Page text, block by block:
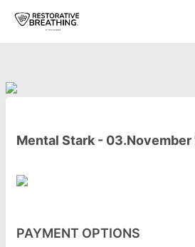
Mental Stark -
PAYMENT OPTIONS